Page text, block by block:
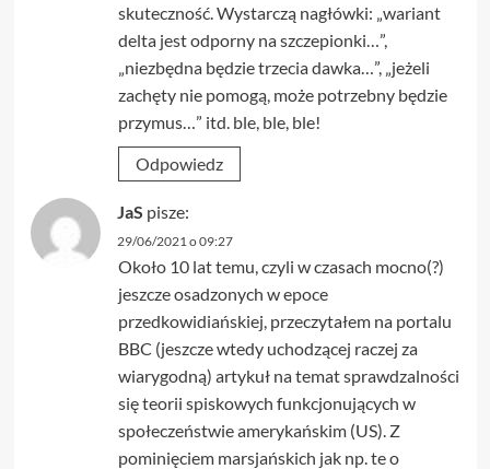
skuteczność. Wystarczą nagłówki: „wariant
delta jest odporny na szczepionki…”,
„niezbędna będzie trzecia dawka…”, „jeżeli
zachęty nie pomogą, może potrzebny będzie
przymus…” itd. ble, ble, ble!
Odpowiedz
JaS pisze:
29/06/2021 o 09:27
Około 10 lat temu, czyli w czasach mocno(?)
jeszcze osadzonych w epoce
przedkowidiańskiej, przeczytałem na portalu
BBC (jeszcze wtedy uchodzącej raczej za
wiarygodną) artykuł na temat sprawdzalności
się teorii spiskowych funkcjonujących w
społeczeństwie amerykańskim (US). Z
pominięciem marsjańskich jak np. te o